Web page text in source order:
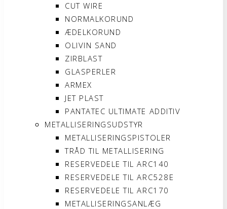
CUT WIRE
NORMALKORUND
ÆDELKORUND
OLIVIN SAND
ZIRBLAST
GLASPERLER
ARMEX
JET PLAST
PANTATEC ULTIMATE ADDITIV
METALLISERINGSUDSTYR
METALLISERINGSPISTOLER
TRÅD TIL METALLISERING
RESERVEDELE TIL ARC140
RESERVEDELE TIL ARC528E
RESERVEDELE TIL ARC170
METALLISERINGSANLÆG